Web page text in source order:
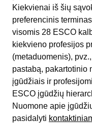
Kiekvienai iš šių
preferencinis
visomis 28 ESCO
kiekvieno profesijos
(metaduomenis),
pastabą, pakartotinio
įgūdžiais ir
ESCO įgūdžių
Nuomone apie
pasidalyti